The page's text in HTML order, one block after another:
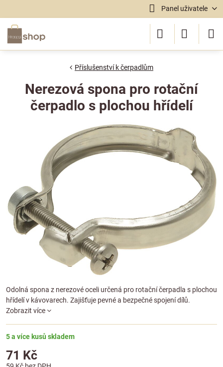
Panel uživatele
Příslušenství k čerpadlům
Nerezová spona pro rotační
čerpadlo s plochou hřídelí
Odolná spona z nerezové oceli určená pro rotační čerpadla s plochou
hřídelí v kávovarech. Zajišťuje pevné a bezpečné spojení dílů.
Zobrazit více
5 a více kusů skladem
71 Kč